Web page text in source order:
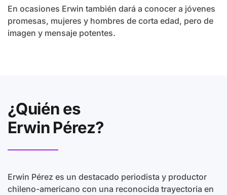
En ocasiones Erwin también dará a conocer a jóvenes
promesas, mujeres y hombres de corta edad, pero de
imagen y mensaje potentes.
¿Quién es
Erwin Pérez?
Erwin Pérez es un destacado periodista y productor
chileno-americano con una reconocida trayectoria en